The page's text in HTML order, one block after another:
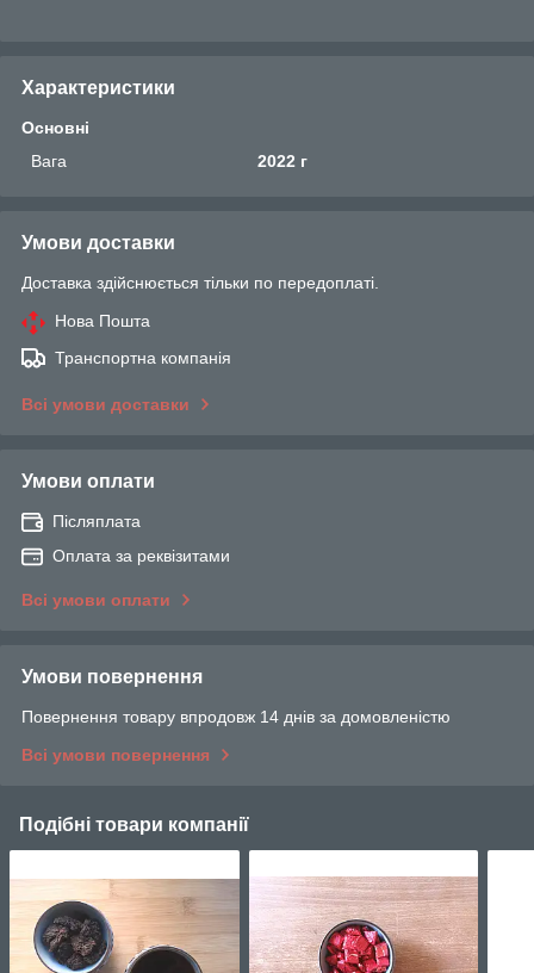
Характеристики
Основні
Вага
2022 г
Умови доставки
Доставка здійснюється тільки по передоплаті.
Нова Пошта
Транспортна компанія
Всі умови доставки
Умови оплати
Післяплата
Оплата за реквізитами
Всі умови оплати
Умови повернення
Повернення товару впродовж 14 днів за домовленістю
Всі умови повернення
Подібні товари компанії